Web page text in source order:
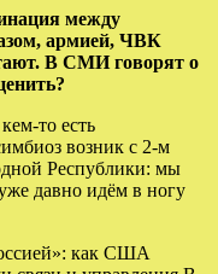
между
армией, ЧВК
В СМИ говорят о
то есть
возник с 2-м
Республики: мы
давно идём в ногу
как США